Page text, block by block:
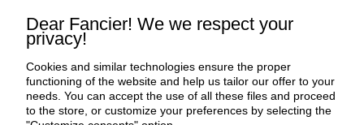
Payment and delivery
About us
Dear Fancier! We we respect your
privacy!
Cookies and similar technologies ensure the proper
functioning of the website and help us tailor our offer to your
needs. You can accept the use of all these files and proceed
to the store, or customize your preferences by selecting the